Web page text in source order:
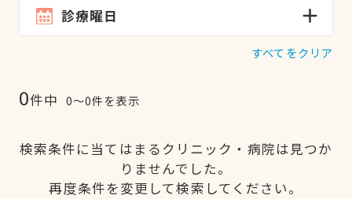
診療曜日
すべてをクリア
0件中 0〜0件を表示
検索条件に当てはまるクリニック・病院は見つか
りませんでした。
再度条件を変更して検索してください。